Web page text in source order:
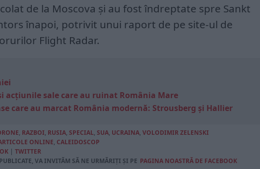
de la Moscova și au fost îndreptate spre Sankt
înapoi, potrivit unui raport de pe site-ul de
Flight Radar.
acțiunile sale care au ruinat România Mare
care au marcat România modernă: Strousberg și Hallier
, RAZBOI, RUSIA, SPECIAL, SUA, UCRAINA, VOLODIMIR ZELENSKI
ONLINE, CALEIDOSCOP
| TWITTER
VA INVITĂM SĂ NE URMĂRIȚI ȘI PE PAGINA NOASTRĂ DE FACEBOOK